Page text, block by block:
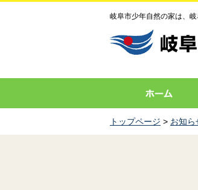
岐阜市少年自然の家は、
トップページ > お知ら